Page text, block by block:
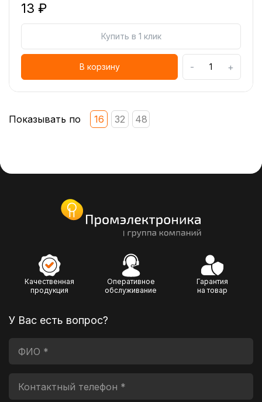
13 ₽
Купить в 1 клик
В корзину - +
Показывать по 16 32 48
Качественная
продукция
Оперативное
обслуживание
Гарантия
на товар
У Вас есть вопрос?